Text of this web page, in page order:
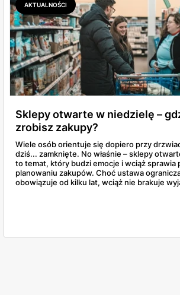
AKTUALNOŚCI
Sklepy otwarte w niedzielę –
zrobisz zakupy?
Wiele osób orientuje się dopiero przy
dziś... zamknięte. No właśnie – sklepy
to temat, który budzi emocje i wciąż sprawia
planowaniu zakupów. Choć ustawa
obowiązuje od kilku lat, wciąż nie brakuje
mieście.